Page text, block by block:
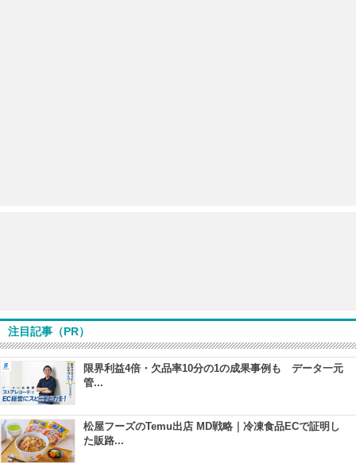
注目記事（PR）
限界利益4倍・欠品率10分の1の成果事例も データ一元
管...
松屋フーズのTemu出店 MD戦略｜冷凍食品ECで証明し
た販路...